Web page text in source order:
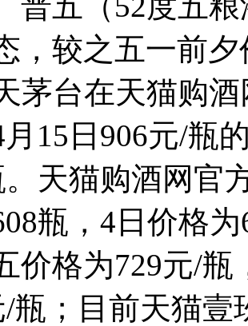
，较之五一前
茅台在天猫购
15日906元/瓶
。天猫购酒网官
瓶，4日价格
价格为729元/
/瓶；目前天猫